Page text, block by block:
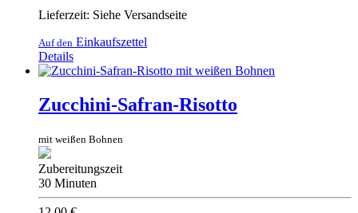
Lieferzeit: Siehe Versandseite
Auf den Einkaufszettel
Details
Zucchini-Safran-Risotto
mit weißen Bohnen
Zubereitungszeit
30 Minuten